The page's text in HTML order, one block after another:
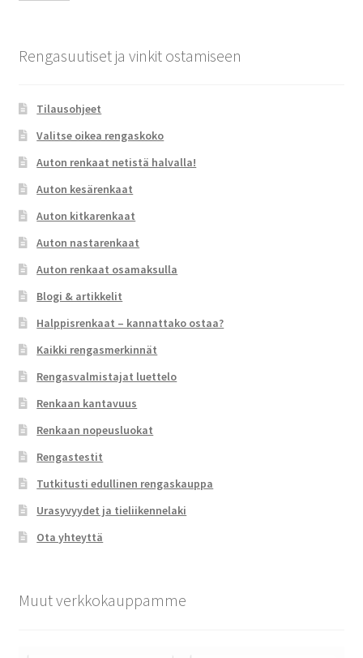
Rengasuutiset ja vinkit ostamiseen
Tilausohjeet
Valitse oikea rengaskoko
Auton renkaat netistä halvalla!
Auton kesärenkaat
Auton kitkarenkaat
Auton nastarenkaat
Auton renkaat osamaksulla
Blogi & artikkelit
Halppisrenkaat – kannattako ostaa?
Kaikki rengasmerkinnät
Rengasvalmistajat luettelo
Renkaan kantavuus
Renkaan nopeusluokat
Rengastestit
Tutkitusti edullinen rengaskauppa
Urasyvyydet ja tieliikennelaki
Ota yhteyttä
Muut verkkokauppamme